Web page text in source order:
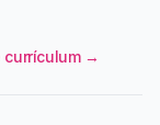
currículum →